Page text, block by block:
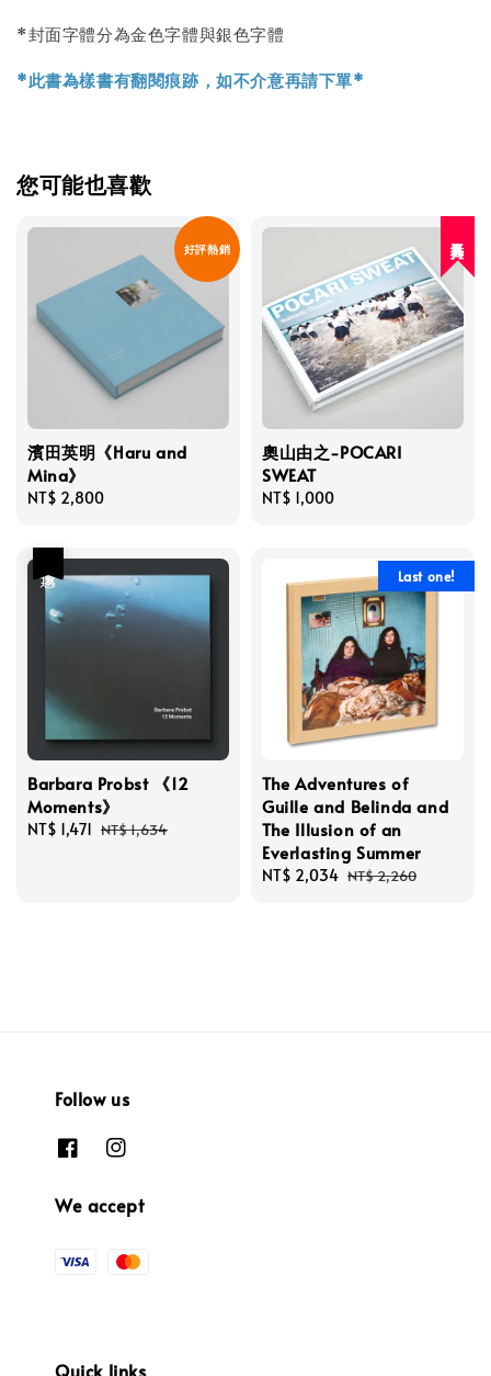
*封面字體分為金色字體與銀色字體
*此書為樣書有翻閱痕跡，如不介意再請下單*
您可能也喜歡
好評熱銷
濱田英明《Haru and
Mina》
Regular
NT$ 2,800
奧山由之-POCARI
SWEAT
Regular
NT$ 1,000
Barbara Probst 《12
Moments》
Sale
NT$ 1,471 Regular
NT$ 1,634
Last one!
The Adventures of
Guille and Belinda and
The Illusion of an
Everlasting Summer
Sale
NT$ 2,034 Regular
NT$ 2,260
Follow us
We accept
Quick links